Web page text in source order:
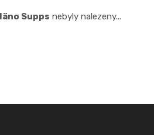
Supps nebyly nalezeny...